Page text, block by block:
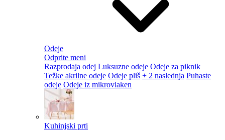
Odeje
Odprite meni
Razprodaja odej Luksuzne odeje Odeje za piknik
Težke akrilne odeje Odeje pliš + 2 naslednja Puhaste
odeje Odeje iz mikrovlaken
Kuhinjski prti